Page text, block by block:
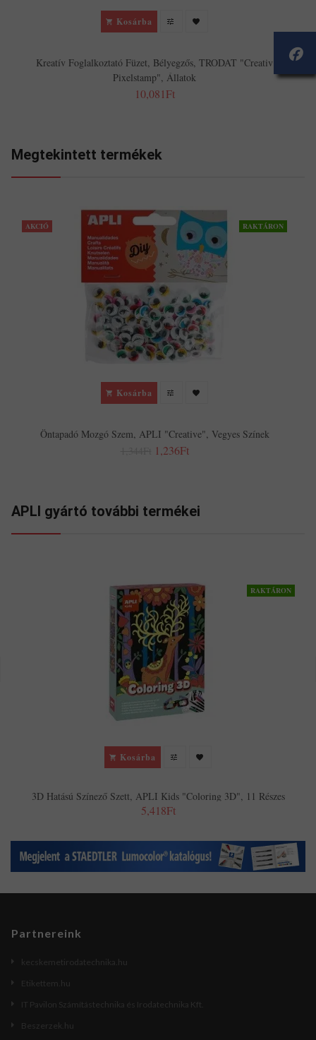
Kosárba
Kreatív Foglalkoztató Füzet, Bélyegzős, TRODAT "Creativ
Pixelstamp", Állatok
10,081Ft
Megtekintett termékek
AKCIÓ RAKTÁRON
Kosárba
Öntapadó Mozgó Szem, APLI "Creative", Vegyes Színek
1,236Ft
APLI gyártó további termékei
RAKTÁRON
Kosárba
3D Hatású Színező Szett, APLI Kids "Coloring 3D", 11 Részes
5,418Ft
Partnereink
kecskemetirodatechnika.hu
Etikettem.hu
IT Pavilon Számítástechnika és Irodatechnika Kft.
Beszerzek.hu